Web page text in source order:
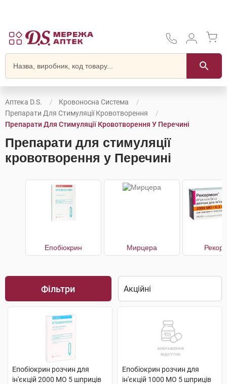
Аптека D.S.
Кровоносна Система
Препарати Для Стимуляції Кровотворення
Препарати Для Стимуляції Кровотворення У Перечині
Препарати для стимуляції
кровотворення у Перечині
Епобіокрин Мирцера
Фільтри
Епобіокрин розчин для
ін'єкцій 2000 МО 5 шприців
Епобіокрин розчин для
ін'єкцій 1000 МО 5 шприців